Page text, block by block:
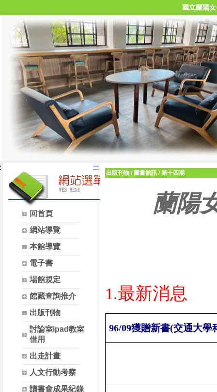
國立蘭陽
回首頁
網站導覽
本館導覽
電子書
場館規定
館藏查詢推介
出版刊物
討論室ipad教室
借用
出走計畫
人文行動考察
讀書會成果紀錄
:::
出版刊物 / 圖書館訊 /第十四期
蘭陽
1.最新消息
96/09獲贈新書(交通大學